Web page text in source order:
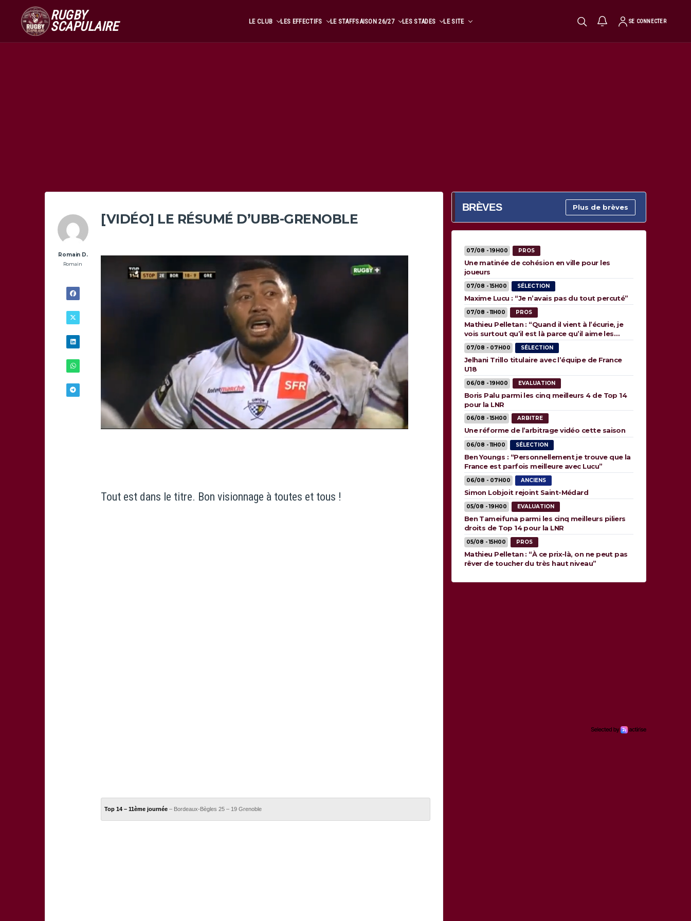
RUGBY
SCAPULAIRE LE CLUB LES EFFECTIFS LE STAFFSAISON 26/27 LES STADES LE SITE SE CONNECTER
Romain D.
Romain
[VIDÉO] LE RÉSUMÉ D’UBB-GRENOBLE
Tout est dans le titre. Bon visionnage à toutes et tous !
Top 14 – 11ème journée – Bordeaux-Bègles 25 – 19 Grenoble
BRÈVES Plus de brèves
07/08 - 19H00 PROS
Une matinée de cohésion en ville pour les
joueurs
07/08 - 15H00 SÉLECTION
Maxime Lucu : “Je n’avais pas du tout percuté”
07/08 - 11H00 PROS
Mathieu Pelletan : “Quand il vient à l’écurie, je
vois surtout qu’il est là parce qu’il aime les
animaux”
07/08 - 07H00 SÉLECTION
Jelhani Trillo titulaire avec l’équipe de France
U18
06/08 - 19H00 EVALUATION
Boris Palu parmi les cinq meilleurs 4 de Top 14
pour la LNR
06/08 - 15H00 ARBITRE
Une réforme de l’arbitrage vidéo cette saison
06/08 - 11H00 SÉLECTION
Ben Youngs : “Personnellement je trouve que la
France est parfois meilleure avec Lucu”
06/08 - 07H00 ANCIENS
Simon Lobjoit rejoint Saint-Médard
05/08 - 19H00 EVALUATION
Ben Tameifuna parmi les cinq meilleurs piliers
droits de Top 14 pour la LNR
05/08 - 15H00 PROS
Mathieu Pelletan : “À ce prix-là, on ne peut pas
rêver de toucher du très haut niveau”